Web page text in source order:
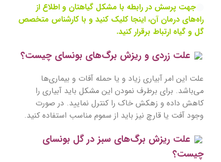
جهت پرسش در رابطه با مشکل گیاهتان و اطلاع از
راه‌های درمان آن، اینجا کلیک کنید و با کارشناس متخصص
گل و گیاه ارتباط برقرار کنید.
علت زردی و ریزش برگ‌های بونسای چیست؟
علت این امر آبیاری زیاد و یا حمله آفات و بیماری‌ها
می‌باشد. برای برطرف نمودن این مشکل باید آبیاری را
کاهش داده و زهکش خاک را کنترل نمایید. در صورت
وجود آفت یا قارچ نیز باید از سموم مناسب استفاده کنید.
علت ریزش برگ‌های سبز در گل بونسای
چیست؟